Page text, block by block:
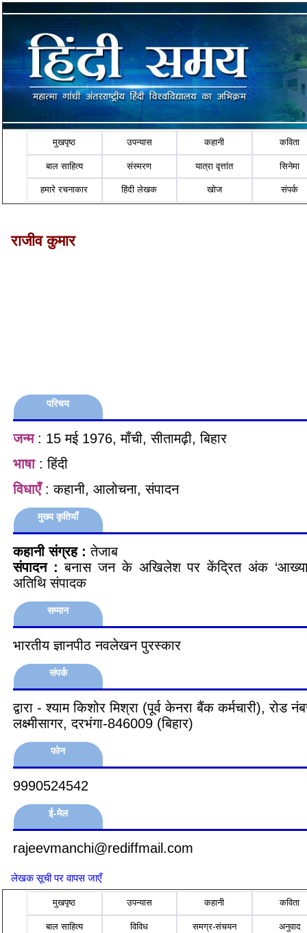
मुखपृष्ठ उपन्यास कहानी कविता
बाल साहित्य संस्मरण यात्रा वृत्तांत सिनेमा
हमारे रचनाकार हिंदी लेखक खोज संपर्क
राजीव कुमार
परिचय
जन्म: 15 मई 1976, माँची, सीतामढ़ी, बिहार
भाषा: हिंदी
विधाएँ: कहानी, आलोचना, संपादन
मुख्य कृतियाँ
कहानी संग्रह : तेजाब
संपादन : बनास जन के अखिलेश पर केंद्रित अंक
अतिथि संपादक
सम्मान
भारतीय ज्ञानपीठ नवलेखन पुरस्कार
संपर्क
द्वारा - श्याम किशोर मिश्रा (पूर्व केनरा बैंक कर्मचारी), रोड
लक्ष्मीसागर, दरभंगा-846009 (बिहार)
फोन
9990524542
ई-मेल
rajeevmanchi@rediffmail.com
लेखक सूची पर वापस जाएँ
मुखपृष्ठ उपन्यास कहानी कविता
बाल साहित्य विविध समग्र-संचयन अनुवाद